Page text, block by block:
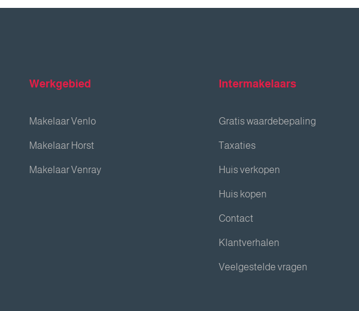
Werkgebied
Makelaar Venlo
Makelaar Horst
Makelaar Venray
Intermakelaars
Gratis waardebepaling
Taxaties
Huis verkopen
Huis kopen
Contact
Klantverhalen
Veelgestelde vragen